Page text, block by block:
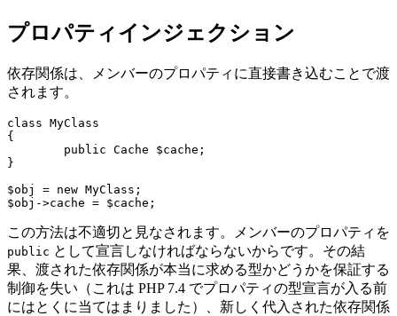
プロパティインジェクション
依存関係は、メンバーのプロパティに直接書き込むことで渡
されます。
class MyClass
{
}
$obj = new MyClass;
この方法は不適切と見なされます。メンバーのプロパティを
public として宣言しなければならないからです。その結
果、渡された依存関係が本当に求める型かどうかを保証する
制御を失い（これは PHP 7.4 でプロパティの型宣言が入る前
にはとくに当てはまりました）、新しく代入された依存関係